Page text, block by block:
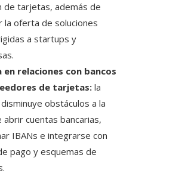
de tarjetas, además de
la oferta de soluciones
a startups y
en relaciones con bancos
de tarjetas: la
obstáculos a la
abrir cuentas bancarias,
IBANs e integrarse con
pago y esquemas de